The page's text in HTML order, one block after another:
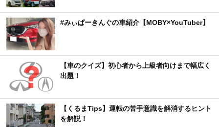
#みぃぱーきんぐの車紹介【MOBY×YouTuber】
【車のクイズ】初心者から上級者向けまで幅広く
出題！
【くるまTips】運転の苦手意識を解消するヒント
を解説！